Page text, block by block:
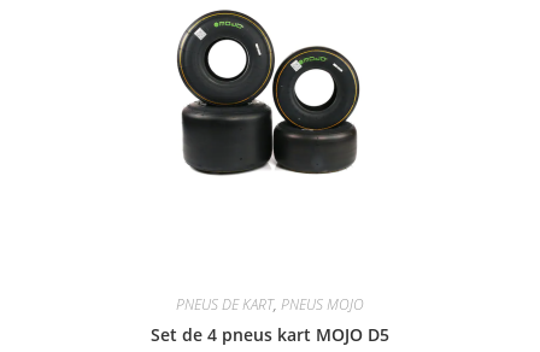
PNEUS DE KART, PNEUS MOJO
Set de 4 pneus kart MOJO D5